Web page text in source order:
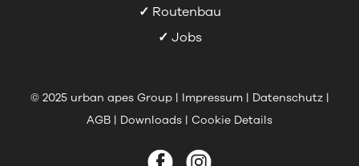
✓ Routenbau
✓ Jobs
© 2025 urban apes Group| Impressum| Datenschutz |
AGB | Downloads | Cookie Details
Facebook